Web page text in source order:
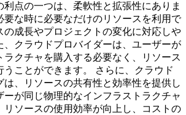
利点の一つは、柔軟性と拡張性にありま
要な時に必要なだけのリソースを利用で
の成長やプロジェクトの変化に対応しや
、クラウドプロバイダーは、ユーザーが
ラクチャを購入する必要なく、リソース
うことができます。 さらに、クラウド
は、リソースの共有性と効率性を提供し
ーが同じ物理的なインフラストラクチャ
リソースの使用効率が向上し、コストの